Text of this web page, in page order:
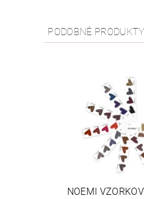
PODOBNÉ PRODUKTY
NOEMI